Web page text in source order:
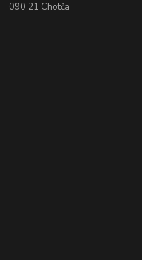
090 21 Chotča